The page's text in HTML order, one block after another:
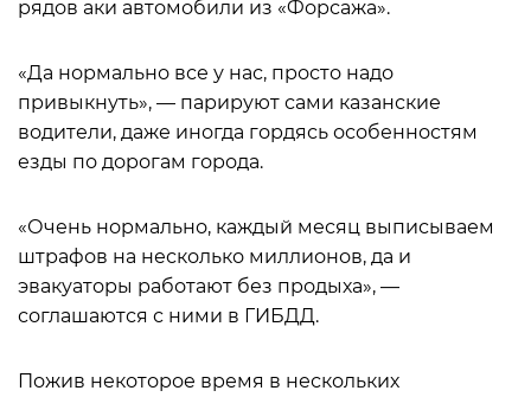
рядов аки автомобили из «Форсажа».
«Да нормально все у нас, просто надо
привыкнуть», — парируют сами казанские
водители, даже иногда гордясь особенностям
езды по дорогам города.
«Очень нормально, каждый месяц выписываем
штрафов на несколько миллионов, да и
эвакуаторы работают без продыха», —
соглашаются с ними в ГИБДД.
Пожив некоторое время в нескольких